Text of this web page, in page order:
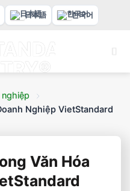
日本語 한국어
Nghiệp VietStandard
Văn Hóa